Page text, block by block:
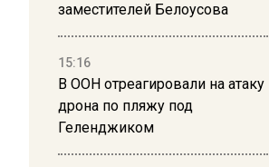
заместителей Белоусова
15:16
В ООН отреагировали на атаку
дрона по пляжу под
Геленджиком